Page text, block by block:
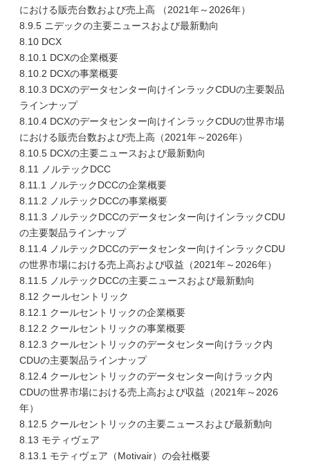
における販売台数および売上高 （2021年～2026年）
8.9.5 ニデックの主要ニュースおよび最新動向
8.10 DCX
8.10.1 DCXの企業概要
8.10.2 DCXの事業概要
8.10.3 DCXのデータセンター向けインラックCDUの主要製品
ラインナップ
8.10.4 DCXのデータセンター向けインラックCDUの世界市場
における販売台数および売上高（2021年～2026年）
8.10.5 DCXの主要ニュースおよび最新動向
8.11 ノルテックDCC
8.11.1 ノルテックDCCの企業概要
8.11.2 ノルテックDCCの事業概要
8.11.3 ノルテックDCCのデータセンター向けインラックCDU
の主要製品ラインナップ
8.11.4 ノルテックDCCのデータセンター向けインラックCDU
の世界市場における売上高および収益（2021年～2026年）
8.11.5 ノルテックDCCの主要ニュースおよび最新動向
8.12 クールセントリック
8.12.1 クールセントリックの企業概要
8.12.2 クールセントリックの事業概要
8.12.3 クールセントリックのデータセンター向けラック内
CDUの主要製品ラインナップ
8.12.4 クールセントリックのデータセンター向けラック内
CDUの世界市場における売上高および収益（2021年～2026
年）
8.12.5 クールセントリックの主要ニュースおよび最新動向
8.13 モティヴェア
8.13.1 モティヴェア（Motivair）の会社概要